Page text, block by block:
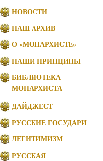
НОВОСТИ
НАШ АРХИВ
О «МОНАРХИСТЕ»
НАШИ ПРИНЦИПЫ
БИБЛИОТЕКА
МОНАРХИСТА
ДАЙДЖЕСТ
РУССКИЕ ГОСУДАРИ
ЛЕГИТИМИЗМ
РУССКАЯ